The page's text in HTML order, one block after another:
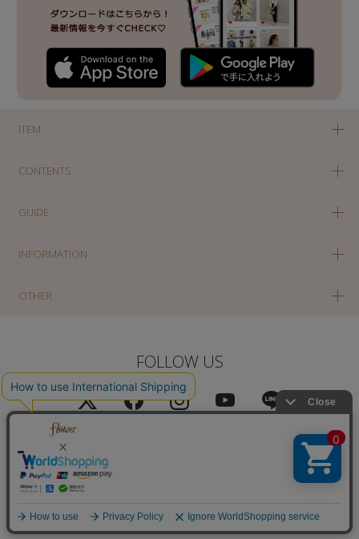
ITEM
CONTENTS
GUIDE
INFORMATION
OTHER
FOLLOW US
Copyright(c) SOLA OF TOKYO CO., LTD All Rights Reserved.